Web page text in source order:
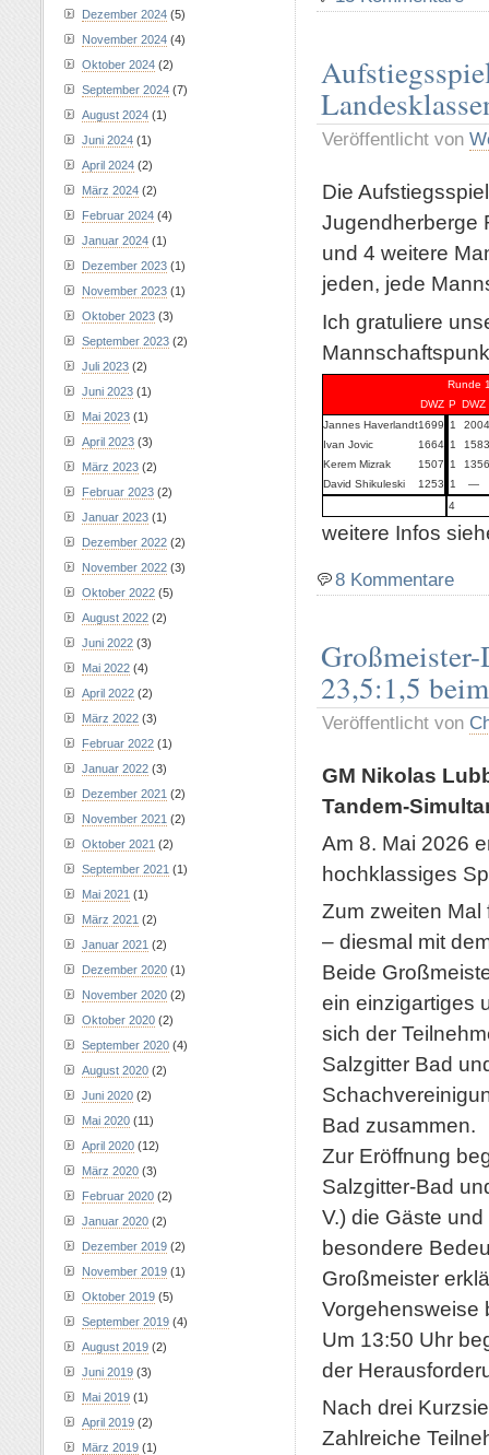
Veröffentlicht von
Die
Jugendherberge
und 4 weitere
jeden, jede
Ich gratuliere
Runde
DWZ P DWZ
Jannes Haverlandt1699 1
2004
Ivan Jovic
1664 1
1583
Kerem Mizrak
1507 1
1356
David Shikuleski
1253 1
—
4
weitere Infos
8 Kommentare
23,5:1,5
Veröffentlicht von
GM Nikolas
Tandem-
Am 8. Mai 2026
hochklassiges
Zum zweiten Mal
– diesmal mit
Beide
ein einzigartiges
sich der
Salzgitter Bad
Bad zusammen.
Zur Eröffnung
Salzgitter-Bad
V.) die Gäste
besondere
Großmeister
Vorgehensweise
Um 13:50 Uhr
der
Nach drei
Zahlreiche
Dezember 2024 (5)
November 2024 (4)
Oktober 2024 (2)
September 2024 (7)
August 2024 (1)
Juni 2024 (1)
April 2024 (2)
März 2024 (2)
Februar 2024 (4)
Januar 2024 (1)
Dezember 2023 (1)
November 2023 (1)
Oktober 2023 (3)
September 2023 (2)
Juli 2023 (2)
Juni 2023 (1)
Mai 2023 (1)
April 2023 (3)
März 2023 (2)
Februar 2023 (2)
Januar 2023 (1)
Dezember 2022 (2)
November 2022 (3)
Oktober 2022 (5)
August 2022 (2)
Juni 2022 (3)
Mai 2022 (4)
April 2022 (2)
März 2022 (3)
Februar 2022 (1)
Januar 2022 (3)
Dezember 2021 (2)
November 2021 (2)
Oktober 2021 (2)
September 2021 (1)
Mai 2021 (1)
März 2021 (2)
Januar 2021 (2)
Dezember 2020 (1)
November 2020 (2)
Oktober 2020 (2)
September 2020 (4)
August 2020 (2)
Juni 2020 (2)
Mai 2020 (11)
April 2020 (12)
März 2020 (3)
Februar 2020 (2)
Januar 2020 (2)
Dezember 2019 (2)
November 2019 (1)
Oktober 2019 (5)
September 2019 (4)
August 2019 (2)
Juni 2019 (3)
Mai 2019 (1)
April 2019 (2)
März 2019 (1)